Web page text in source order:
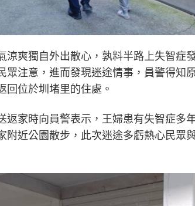
涼爽獨自外出散心，孰料半路上失智症
眾注意，進而發現迷途情事，員警得知
回位於圳堵里的住處。
返家時向員警表示，王婦患有失智症多
附近公園散步，此次迷途多虧熱心民眾